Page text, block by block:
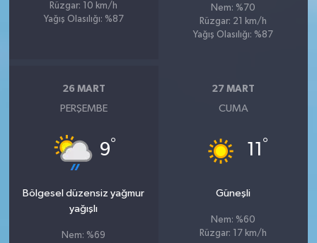
Rüzgar: 10 km/h
Yağış Olasılığı: %87
Nem: %70
Rüzgar: 21 km/h
Yağış Olasılığı: %87
26 MART
PERŞEMBE
9°
Bölgesel düzensiz yağmur
yağışlı
Nem: %69
27 MART
CUMA
11 °
Güneşli
Nem: %60
Rüzgar: 17 km/h